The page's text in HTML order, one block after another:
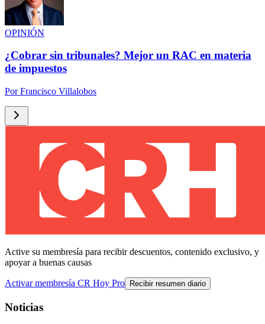
OPINIÓN
¿Cobrar sin tribunales? Mejor un RAC en materia
de impuestos
PorFrancisco Villalobos
Active su membresía para recibir descuentos, contenido exclusivo, y
apoyar a buenas causas
Activar membresía CR Hoy Pro Recibir resumen diario
Noticias